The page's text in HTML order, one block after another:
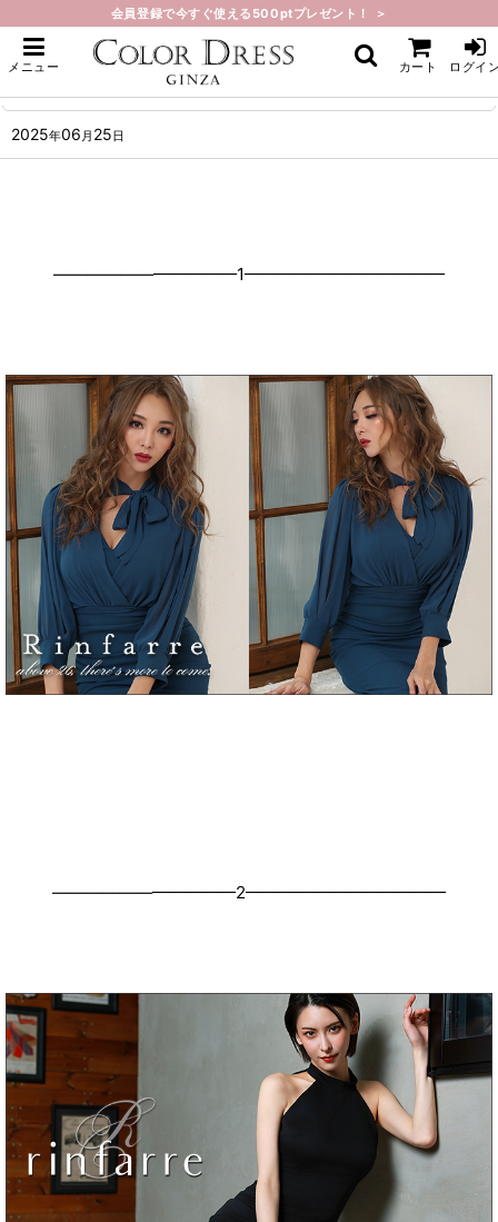
会員登録で今すぐ使える500ptプレゼント！ ＞
メニュー カート ログイ
ホーム > What's New > 人気商品再入荷しました。
人気商品再入荷しました。
2025年06 月 25日
———————————1————————————
———————————2————————————